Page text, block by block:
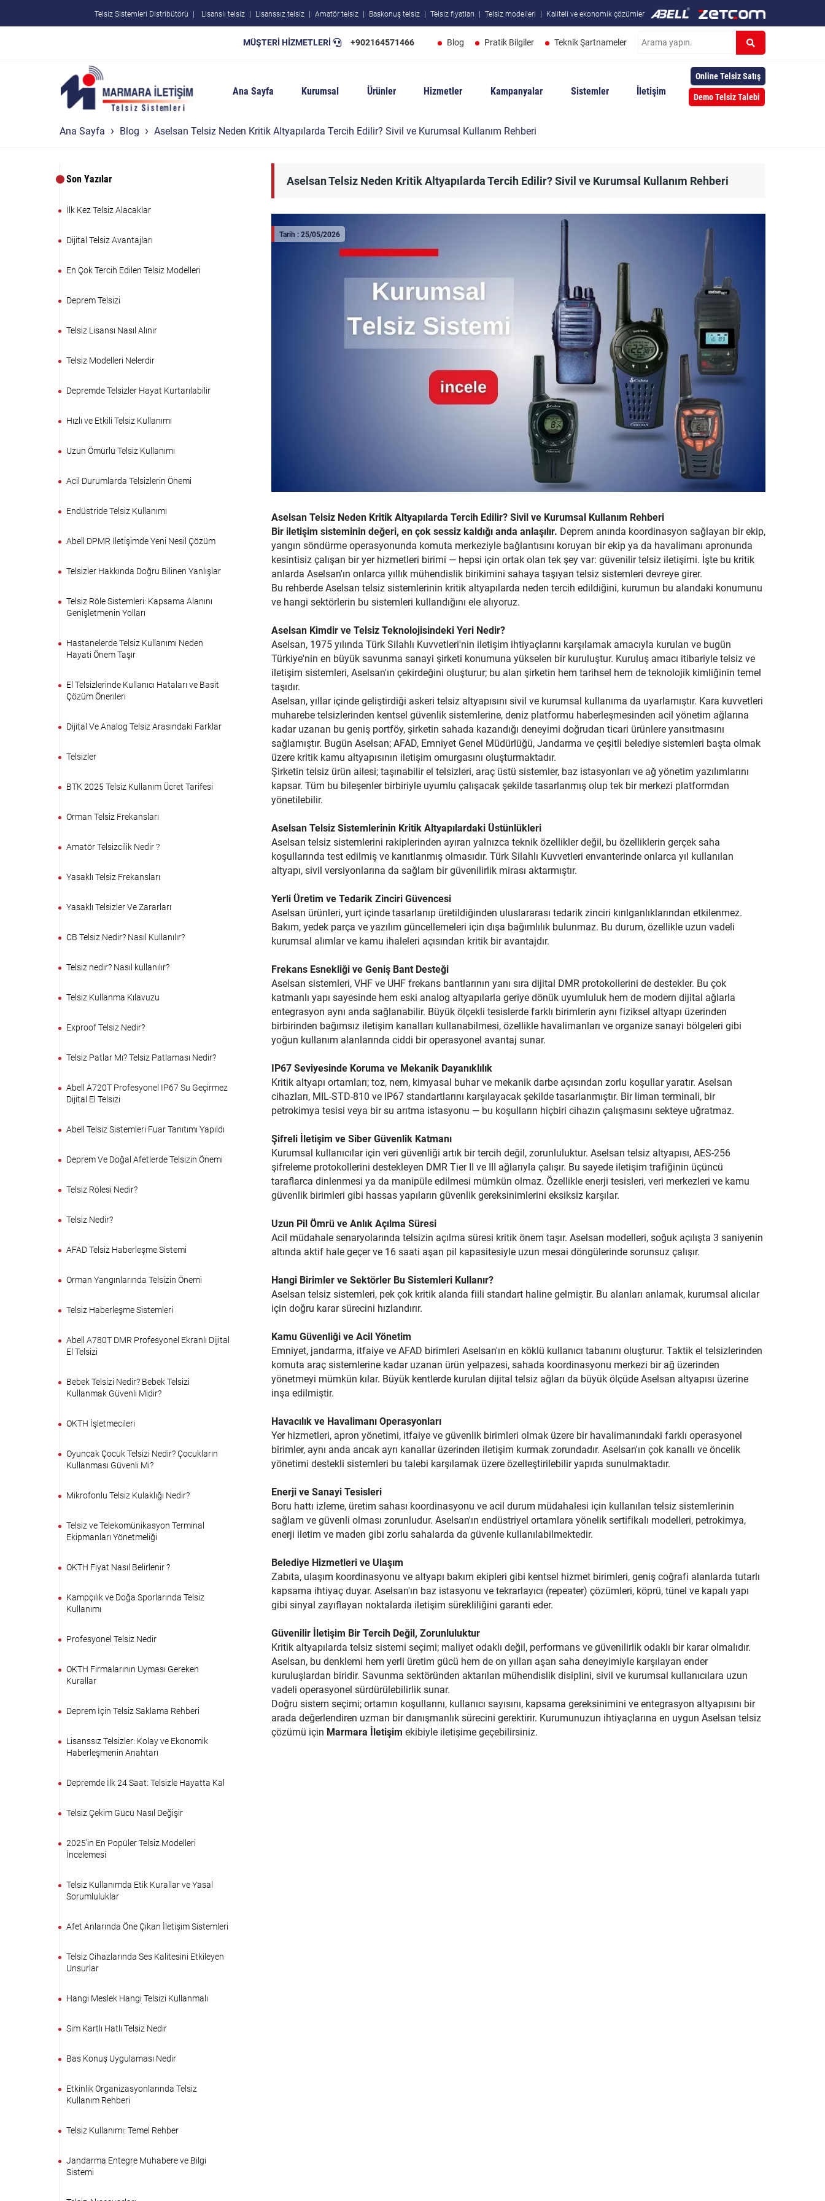
Telsiz Sistemleri Distribütörü Lisanslı telsiz Lisanssız telsiz Amatör telsiz Baskonuş telsiz Telsiz fiyatları Telsiz modelleri Kaliteli ve ekonomik çözümler
MÜŞTERİ HİZMETLERİ +902164571466 Blog Pratik Bilgiler Teknik Şartnameler
Ana Sayfa Kurumsal Ürünler Hizmetler Kampanyalar Sistemler İletişim Demo Telsiz Talebi
Online Telsiz Satış
Ana Sayfa Blog Aselsan Telsiz Neden Kritik Altyapılarda Tercih Edilir? Sivil ve Kurumsal Kullanım Rehberi
Son Yazılar
İlk Kez Telsiz Alacaklar
Dijital Telsiz Avantajları
En Çok Tercih Edilen Telsiz Modelleri
Deprem Telsizi
Telsiz Lisansı Nasıl Alınır
Telsiz Modelleri Nelerdir
Depremde Telsizler Hayat Kurtarılabilir
Hızlı ve Etkili Telsiz Kullanımı
Uzun Ömürlü Telsiz Kullanımı
Acil Durumlarda Telsizlerin Önemi
Endüstride Telsiz Kullanımı
Abell DPMR İletişimde Yeni Nesil Çözüm
Telsizler Hakkında Doğru Bilinen Yanlışlar
Telsiz Röle Sistemleri: Kapsama Alanını
Genişletmenin Yolları
Hastanelerde Telsiz Kullanımı Neden
Hayati Önem Taşır
El Telsizlerinde Kullanıcı Hataları ve Basit
Çözüm Önerileri
Dijital Ve Analog Telsiz Arasındaki Farklar
Telsizler
BTK 2025 Telsiz Kullanım Ücret Tarifesi
Orman Telsiz Frekansları
Amatör Telsizcilik Nedir ?
Yasaklı Telsiz Frekansları
Yasaklı Telsizler Ve Zararları
CB Telsiz Nedir? Nasıl Kullanılır?
Telsiz nedir? Nasıl kullanılır?
Telsiz Kullanma Kılavuzu
Exproof Telsiz Nedir?
Telsiz Patlar Mı? Telsiz Patlaması Nedir?
Abell A720T Profesyonel IP67 Su Geçirmez
Dijital El Telsizi
Abell Telsiz Sistemleri Fuar Tanıtımı Yapıldı
Deprem Ve Doğal Afetlerde Telsizin Önemi
Telsiz Rölesi Nedir?
Telsiz Nedir?
AFAD Telsiz Haberleşme Sistemi
Orman Yangınlarında Telsizin Önemi
Telsiz Haberleşme Sistemleri
Abell A780T DMR Profesyonel Ekranlı Dijital
El Telsizi
Bebek Telsizi Nedir? Bebek Telsizi
Kullanmak Güvenli Midir?
OKTH İşletmecileri
Oyuncak Çocuk Telsizi Nedir? Çocukların
Kullanması Güvenli Mi?
Mikrofonlu Telsiz Kulaklığı Nedir?
Telsiz ve Telekomünikasyon Terminal
Ekipmanları Yönetmeliği
OKTH Fiyat Nasıl Belirlenir ?
Kampçılık ve Doğa Sporlarında Telsiz
Kullanımı
Profesyonel Telsiz Nedir
OKTH Firmalarının Uyması Gereken
Kurallar
Deprem İçin Telsiz Saklama Rehberi
Lisanssız Telsizler: Kolay ve Ekonomik
Haberleşmenin Anahtarı
Depremde İlk 24 Saat: Telsizle Hayatta Kal
Telsiz Çekim Gücü Nasıl Değişir
2025’in En Popüler Telsiz Modelleri
İncelemesi
Telsiz Kullanımda Etik Kurallar ve Yasal
Sorumluluklar
Afet Anlarında Öne Çıkan İletişim Sistemleri
Telsiz Cihazlarında Ses Kalitesini Etkileyen
Unsurlar
Hangi Meslek Hangi Telsizi Kullanmalı
Sim Kartlı Hatlı Telsiz Nedir
Bas Konuş Uygulaması Nedir
Etkinlik Organizasyonlarında Telsiz
Kullanım Rehberi
Telsiz Kullanımı: Temel Rehber
Jandarma Entegre Muhabere ve Bilgi
Sistemi
Aselsan Telsiz Neden Kritik Altyapılarda Tercih Edilir? Sivil ve Kurumsal Kullanım Rehberi
Tarih : 25/05/2026
Aselsan Telsiz Neden Kritik Altyapılarda Tercih Edilir? Sivil ve Kurumsal Kullanım Rehberi
Bir iletişim sisteminin değeri, en çok sessiz kaldığı anda anlaşılır. Deprem anında koordinasyon sağlayan bir ekip,
yangın söndürme operasyonunda komuta merkeziyle bağlantısını koruyan bir ekip ya da havalimanı apronunda
kesintisiz çalışan bir yer hizmetleri birimi — hepsi için ortak olan tek şey var: güvenilir telsiz iletişimi. İşte bu kritik
anlarda Aselsan'ın onlarca yıllık mühendislik birikimini sahaya taşıyan telsiz sistemleri devreye girer.
Bu rehberde Aselsan telsiz sistemlerinin kritik altyapılarda neden tercih edildiğini, kurumun bu alandaki konumunu
ve hangi sektörlerin bu sistemleri kullandığını ele alıyoruz.
Aselsan Kimdir ve Telsiz Teknolojisindeki Yeri Nedir?
Aselsan, 1975 yılında Türk Silahlı Kuvvetleri'nin iletişim ihtiyaçlarını karşılamak amacıyla kurulan ve bugün
Türkiye'nin en büyük savunma sanayi şirketi konumuna yükselen bir kuruluştur. Kuruluş amacı itibariyle telsiz ve
iletişim sistemleri, Aselsan'ın çekirdeğini oluşturur; bu alan şirketin hem tarihsel hem de teknolojik kimliğinin temel
taşıdır.
Aselsan, yıllar içinde geliştirdiği askeri telsiz altyapısını sivil ve kurumsal kullanıma da uyarlamıştır. Kara kuvvetleri
muharebe telsizlerinden kentsel güvenlik sistemlerine, deniz platformu haberleşmesinden acil yönetim ağlarına
kadar uzanan bu geniş portföy, şirketin sahada kazandığı deneyimi doğrudan ticari ürünlere yansıtmasını
sağlamıştır. Bugün Aselsan; AFAD, Emniyet Genel Müdürlüğü, Jandarma ve çeşitli belediye sistemleri başta olmak
üzere kritik kamu altyapısının iletişim omurgasını oluşturmaktadır.
Şirketin telsiz ürün ailesi; taşınabilir el telsizleri, araç üstü sistemler, baz istasyonları ve ağ yönetim yazılımlarını
kapsar. Tüm bu bileşenler birbiriyle uyumlu çalışacak şekilde tasarlanmış olup tek bir merkezi platformdan
yönetilebilir.
Aselsan Telsiz Sistemlerinin Kritik Altyapılardaki Üstünlükleri
Aselsan telsiz sistemlerini rakiplerinden ayıran yalnızca teknik özellikler değil, bu özelliklerin gerçek saha
koşullarında test edilmiş ve kanıtlanmış olmasıdır. Türk Silahlı Kuvvetleri envanterinde onlarca yıl kullanılan
altyapı, sivil versiyonlarına da sağlam bir güvenilirlik mirası aktarmıştır.
Yerli Üretim ve Tedarik Zinciri Güvencesi
Aselsan ürünleri, yurt içinde tasarlanıp üretildiğinden uluslararası tedarik zinciri kırılganlıklarından etkilenmez.
Bakım, yedek parça ve yazılım güncellemeleri için dışa bağımlılık bulunmaz. Bu durum, özellikle uzun vadeli
kurumsal alımlar ve kamu ihaleleri açısından kritik bir avantajdır.
Frekans Esnekliği ve Geniş Bant Desteği
Aselsan sistemleri, VHF ve UHF frekans bantlarının yanı sıra dijital DMR protokollerini de destekler. Bu çok
katmanlı yapı sayesinde hem eski analog altyapılarla geriye dönük uyumluluk hem de modern dijital ağlarla
entegrasyon aynı anda sağlanabilir. Büyük ölçekli tesislerde farklı birimlerin aynı fiziksel altyapı üzerinden
birbirinden bağımsız iletişim kanalları kullanabilmesi, özellikle havalimanları ve organize sanayi bölgeleri gibi
yoğun kullanım alanlarında ciddi bir operasyonel avantaj sunar.
IP67 Seviyesinde Koruma ve Mekanik Dayanıklılık
Kritik altyapı ortamları; toz, nem, kimyasal buhar ve mekanik darbe açısından zorlu koşullar yaratır. Aselsan
cihazları, MIL-STD-810 ve IP67 standartlarını karşılayacak şekilde tasarlanmıştır. Bir liman terminali, bir
petrokimya tesisi veya bir su arıtma istasyonu — bu koşulların hiçbiri cihazın çalışmasını sekteye uğratmaz.
Şifreli İletişim ve Siber Güvenlik Katmanı
Kurumsal kullanıcılar için veri güvenliği artık bir tercih değil, zorunluluktur. Aselsan telsiz altyapısı, AES-256
şifreleme protokollerini destekleyen DMR Tier II ve III ağlarıyla çalışır. Bu sayede iletişim trafiğinin üçüncü
taraflarca dinlenmesi ya da manipüle edilmesi mümkün olmaz. Özellikle enerji tesisleri, veri merkezleri ve kamu
güvenlik birimleri gibi hassas yapıların güvenlik gereksinimlerini eksiksiz karşılar.
Uzun Pil Ömrü ve Anlık Açılma Süresi
Acil müdahale senaryolarında telsizin açılma süresi kritik önem taşır. Aselsan modelleri, soğuk açılışta 3 saniyenin
altında aktif hale geçer ve 16 saati aşan pil kapasitesiyle uzun mesai döngülerinde sorunsuz çalışır.
Hangi Birimler ve Sektörler Bu Sistemleri Kullanır?
Aselsan telsiz sistemleri, pek çok kritik alanda fiili standart haline gelmiştir. Bu alanları anlamak, kurumsal alıcılar
için doğru karar sürecini hızlandırır.
Kamu Güvenliği ve Acil Yönetim
Emniyet, jandarma, itfaiye ve AFAD birimleri Aselsan'ın en köklü kullanıcı tabanını oluşturur. Taktik el telsizlerinden
komuta araç sistemlerine kadar uzanan ürün yelpazesi, sahada koordinasyonu merkezi bir ağ üzerinden
yönetmeyi mümkün kılar. Büyük kentlerde kurulan dijital telsiz ağları da büyük ölçüde Aselsan altyapısı üzerine
inşa edilmiştir.
Havacılık ve Havalimanı Operasyonları
Yer hizmetleri, apron yönetimi, itfaiye ve güvenlik birimleri olmak üzere bir havalimanındaki farklı operasyonel
birimler, aynı anda ancak ayrı kanallar üzerinden iletişim kurmak zorundadır. Aselsan'ın çok kanallı ve öncelik
yönetimi destekli sistemleri bu talebi karşılamak üzere özelleştirilebilir yapıda sunulmaktadır.
Enerji ve Sanayi Tesisleri
Boru hattı izleme, üretim sahası koordinasyonu ve acil durum müdahalesi için kullanılan telsiz sistemlerinin
sağlam ve güvenli olması zorunludur. Aselsan'ın endüstriyel ortamlara yönelik sertifikalı modelleri, petrokimya,
enerji iletim ve maden gibi zorlu sahalarda da güvenle kullanılabilmektedir.
Belediye Hizmetleri ve Ulaşım
Zabıta, ulaşım koordinasyonu ve altyapı bakım ekipleri gibi kentsel hizmet birimleri, geniş coğrafi alanlarda tutarlı
kapsama ihtiyaç duyar. Aselsan'ın baz istasyonu ve tekrarlayıcı (repeater) çözümleri, köprü, tünel ve kapalı yapı
gibi sinyal zayıflayan noktalarda iletişim sürekliliğini garanti eder.
Güvenilir İletişim Bir Tercih Değil, Zorunluluktur
Kritik altyapılarda telsiz sistemi seçimi; maliyet odaklı değil, performans ve güvenilirlik odaklı bir karar olmalıdır.
Aselsan, bu denklemi hem yerli üretim gücü hem de on yılları aşan saha deneyimiyle karşılayan ender
kuruluşlardan biridir. Savunma sektöründen aktarılan mühendislik disiplini, sivil ve kurumsal kullanıcılara uzun
vadeli operasyonel sürdürülebilirlik sunar.
Doğru sistem seçimi; ortamın koşullarını, kullanıcı sayısını, kapsama gereksinimini ve entegrasyon altyapısını bir
arada değerlendiren uzman bir danışmanlık sürecini gerektirir. Kurumunuzun ihtiyaçlarına en uygun Aselsan telsiz
çözümü için Marmara İletişim ekibiyle iletişime geçebilirsiniz.